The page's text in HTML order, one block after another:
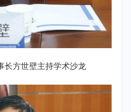
长方世壁主持学术沙龙